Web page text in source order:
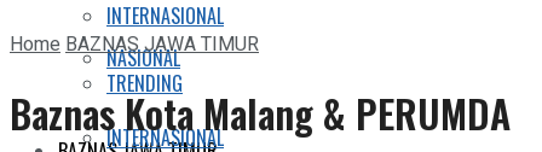
INTERNASIONAL
TRENDING
NASIONAL
INTERNASIONAL
HomeBAZNAS JAWA TIMUR
Baznas Kota Malang & PERUMDA